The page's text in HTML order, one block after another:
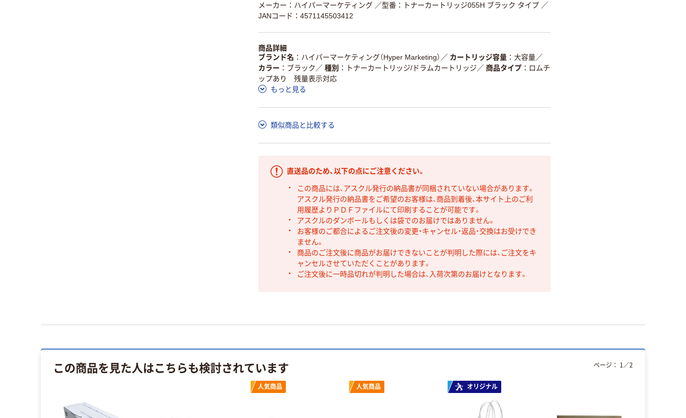
メーカー：ハイパーマーケティング ／型番：トナーカートリッジ055H ブラック タイプ ／
JANコード：4571145503412
商品詳細
ブランド名
ハイパーマーケティング（Hyper Marketing） ／ カートリッジ容量 大容量／
カラー
ブラック ／ 種別 トナーカートリッジ/ドラムカートリッジ ／ 商品タイプ
ロムチ
ップあり 残量表示対応
もっと見る
類似商品と比較する
直送品のため、以下の点にご注意ください。
この商品には、アスクル発行の納品書が同梱されていない場合があります。
アスクル発行の納品書をご希望のお客様は、商品到着後、本サイト上のご利
用履歴よりＰＤＦファイルにて印刷することが可能です。
アスクルのダンボールもしくは袋でのお届けではありません。
お客様のご都合によるご注文後の変更・キャンセル・返品・交換はお受けでき
ません。
商品のご注文後に商品がお届けできないことが判明した際には、ご注文をキ
ャンセルさせていただくことがあります。
ご注文後に一時品切れが判明した場合は、入荷次第のお届けとなります。
この商品を見た人はこちらも検討されています
人気商品 人気商品 オリジナル
ページ： 1 ／2